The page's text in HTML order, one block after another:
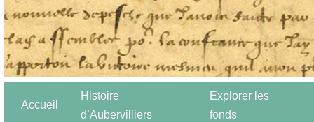
Accueil
Histoire
d’Aubervilliers
Explorer les
fonds